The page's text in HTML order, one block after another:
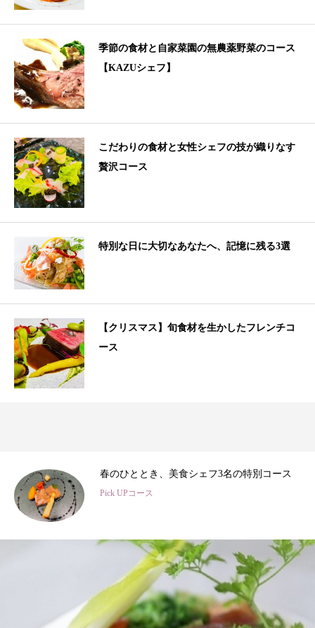
季節の食材と自家菜園の無農薬野菜のコース
【KAZUシェフ】
こだわりの食材と女性シェフの技が織りなす
贅沢コース
特別な日に大切なあなたへ、記憶に残る3選
【クリスマス】旬食材を生かしたフレンチコ
ース
春のひととき、美食シェフ3名の特別コース
Pick UPコース